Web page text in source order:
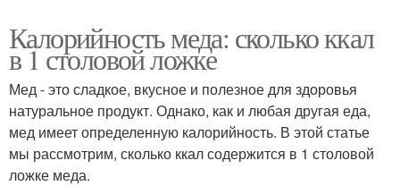
Калорийность меда: сколько ккал
в 1 столовой ложке
Мед - это сладкое, вкусное и полезное для здоровья
натуральное продукт. Однако, как и любая другая еда,
мед имеет определенную калорийность. В этой статье
мы рассмотрим, сколько ккал содержится в 1 столовой
ложке меда.